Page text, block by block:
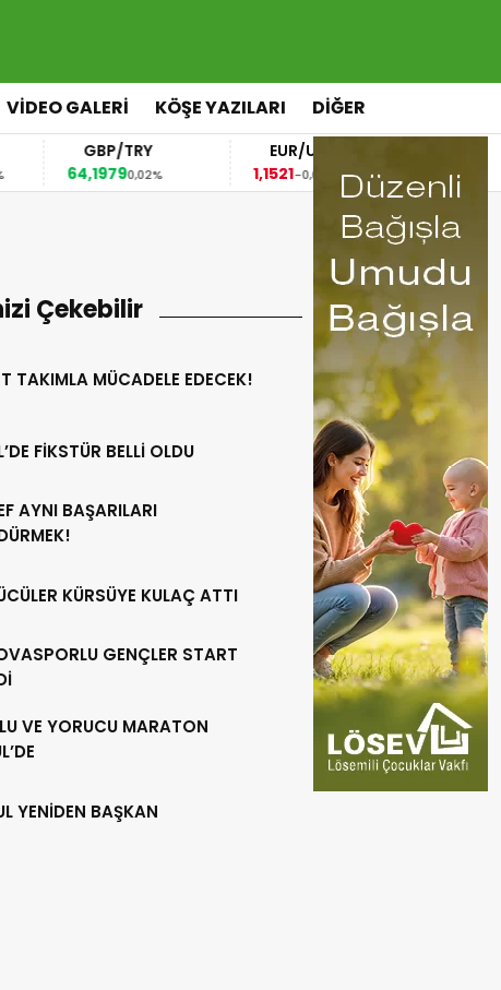
VİDEO GALERİ KÖŞE YAZILARI DİĞER
GBP/TRY
64,19790,02%
EUR/USD
1,1521-0,03%
83,53
Çekebilir
TAKIMLA MÜCADELE EDECEK!
FİKSTÜR BELLİ OLDU
AYNI BAŞARILARI
KÜRSÜYE KULAÇ ATTI
GENÇLER START
VE YORUCU MARATON
YENİDEN BAŞKAN